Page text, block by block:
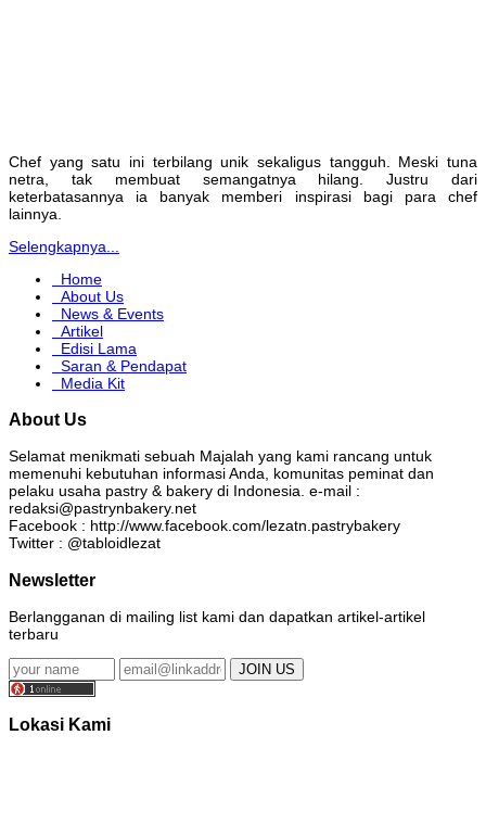
Chef yang satu ini terbilang unik sekaligus tangguh. Meski tuna
netra, tak membuat semangatnya hilang. Justru dari
keterbatasannya ia banyak memberi inspirasi bagi para chef
lainnya.
Selengkapnya...
Home
About Us
News & Events
Artikel
Edisi Lama
Saran & Pendapat
Media Kit
About Us
Selamat menikmati sebuah Majalah yang kami rancang untuk
memenuhi kebutuhan informasi Anda, komunitas peminat dan
pelaku usaha pastry & bakery di Indonesia. e-mail :
redaksi@pastrynbakery.net
Facebook : http://www.facebook.com/lezatn.pastrybakery
Twitter : @tabloidlezat
Newsletter
Berlangganan di mailing list kami dan dapatkan artikel-artikel
terbaru
Lokasi Kami